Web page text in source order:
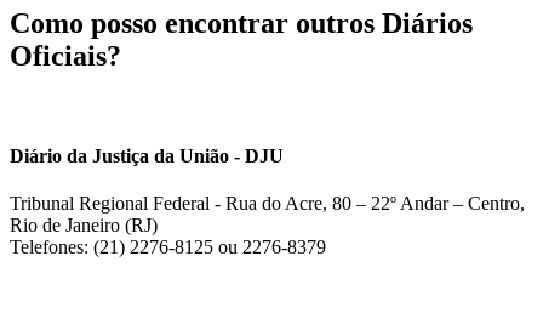
Como posso encontrar outros Diários
Oficiais?
Diário da Justiça da União - DJU
Tribunal Regional Federal - Rua do Acre, 80 – 22º Andar – Centro,
Rio de Janeiro (RJ)
Telefones: (21) 2276-8125 ou 2276-8379